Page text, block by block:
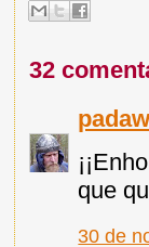
32
que
30 de